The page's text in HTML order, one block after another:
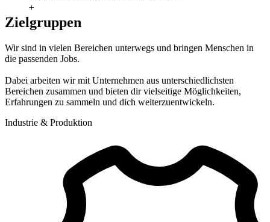
Zielgruppen
Wir sind in vielen Bereichen unterwegs und bringen Menschen in
die passenden Jobs.
Dabei arbeiten wir mit Unternehmen aus unterschiedlichsten
Bereichen zusammen und bieten dir vielseitige Möglichkeiten,
Erfahrungen zu sammeln und dich weiterzuentwickeln.
Industrie & Produktion